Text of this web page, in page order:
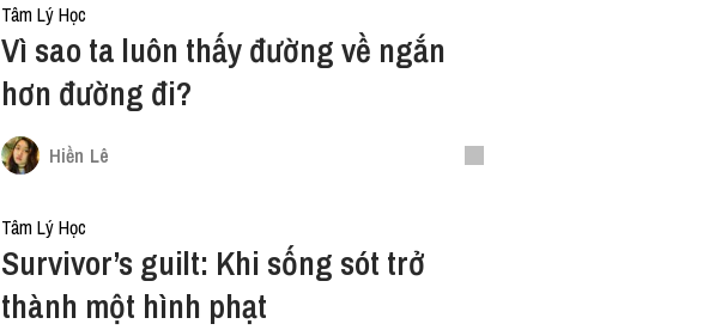
Tâm Lý Học
Vì sao ta luôn thấy đường về ngắn
hơn đường đi?
Hiền Lê
Tâm Lý Học
Survivor’s guilt: Khi sống sót trở
thành một hình phạt